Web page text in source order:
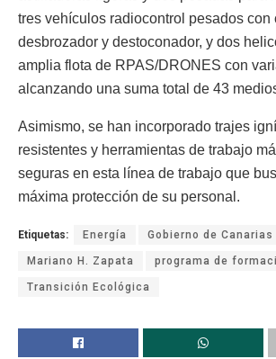
tres vehículos radiocontrol pesados con
desbrozador y destoconador, y dos
amplia flota de RPAS/DRONES con
alcanzando una suma total de 43
Asimismo, se han incorporado trajes
resistentes y herramientas de trabajo
seguras en esta línea de trabajo que
máxima protección de su personal.
Etiquetas: Energía Gobierno de Canarias
Mariano H. Zapata programa de
Transición Ecológica